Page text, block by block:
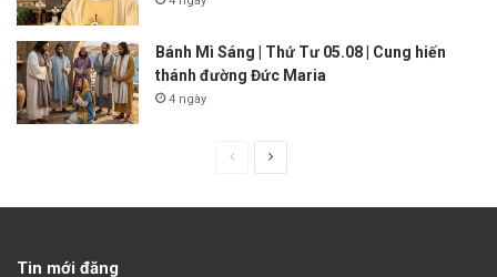
Bánh Mì Sáng | Thứ Tư 05.08 | Cung hiến
thánh đường Đức Maria
4 ngày
Tin mới đăng